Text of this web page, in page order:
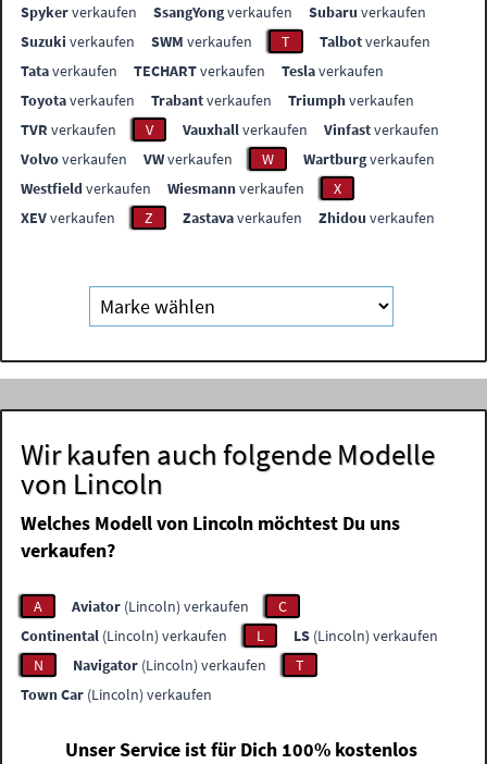
Spykerverkaufen SsangYongverkaufen Subaru verkaufen
Suzuki verkaufen SWM verkaufen T Talbotverkaufen
Tataverkaufen TECHARTverkaufen Teslaverkaufen
Toyotaverkaufen Trabantverkaufen Triumphverkaufen
TVR verkaufen V Vauxhallverkaufen Vinfastverkaufen
Volvoverkaufen VWverkaufen W Wartburgverkaufen
Westfieldverkaufen Wiesmannverkaufen
X
XEVverkaufen Z Zastavaverkaufen Zhidou verkaufen
Wir kaufen auch folgende Modelle
von Lincoln
Welches Modell von Lincoln möchtest Du uns
verkaufen?
A Aviator (Lincoln) verkaufen
C
Continental (Lincoln) verkaufen L LS (Lincoln) verkaufen
N
Navigator (Lincoln) verkaufen
T
Town Car (Lincoln) verkaufen
Unser Service ist für Dich 100% kostenlos